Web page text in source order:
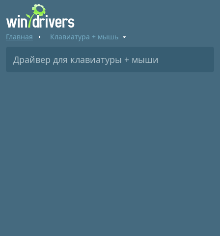
Главная Клавиатура + мышь
Драйвер для клавиатуры + мыши